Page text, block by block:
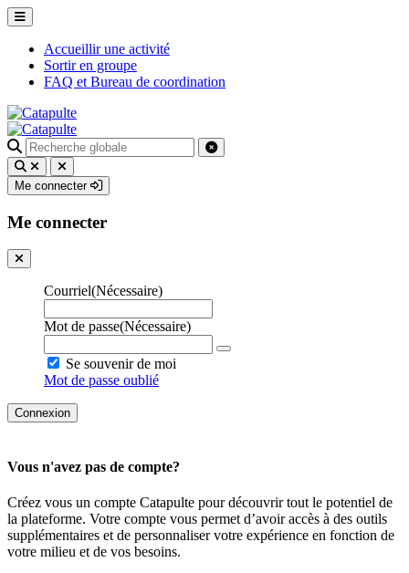
Accueillir une activité
Sortir en groupe
FAQ et Bureau de coordination
Recherche
pour
:
Me connecter
Me connecter
Courriel(Nécessaire)
Mot de passe(Nécessaire)
Se souvenir de moi
Mot de passe oublié
Vous n'avez pas de compte?
Créez vous un compte Catapulte pour découvrir tout le potentiel de
la plateforme. Votre compte vous permet d’avoir accès à des outils
supplémentaires et de personnaliser votre expérience en fonction de
votre milieu et de vos besoins.